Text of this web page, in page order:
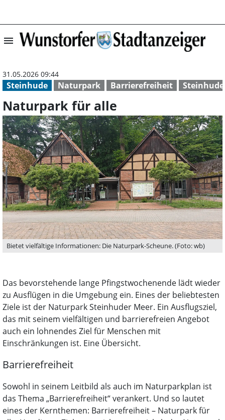
menu Naturpark für
Steinhude Naturpark Barrierefreiheit
31.05.2026 09:44
Naturpark für alle
Bietet vielfältige Informationen: Die Naturpark-Scheune. (Foto: wb)
Das bevorstehende lange Pfingstwochenende lädt wieder
zu Ausflügen in die Umgebung ein. Eines der beliebtesten
Ziele ist der Naturpark Steinhuder Meer. Ein Ausflugsziel,
das mit seinem vielfältigen und barrierefreien Angebot
auch ein lohnendes Ziel für Menschen mit
Einschränkungen ist. Eine Übersicht.
Barrierefreiheit
Sowohl in seinem Leitbild als auch im Naturparkplan ist
das Thema „Barrierefreiheit“ verankert. Und so lautet
eines der Kernthemen: Barrierefreiheit – Naturpark für